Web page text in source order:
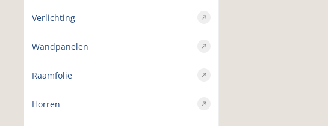
Verlichting
Wandpanelen
Raamfolie
Horren